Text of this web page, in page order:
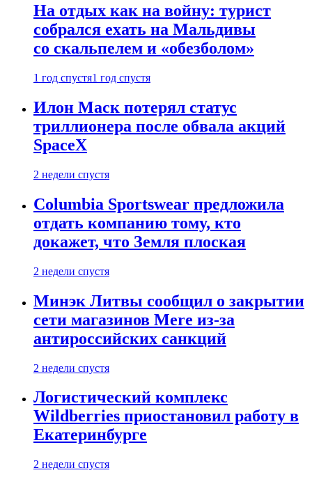
На отдых как на войну: турист
собрался ехать на Мальдивы
со скальпелем и «обезболом»
1 год спустя1 год спустя
Илон Маск потерял статус
триллионера после обвала акций
SpaceX
2 недели спустя
Columbia Sportswear предложила
отдать компанию тому, кто
докажет, что Земля плоская
2 недели спустя
Минэк Литвы сообщил о закрытии
сети магазинов Mere из-за
антироссийских санкций
2 недели спустя
Логистический комплекс
Wildberries приостановил работу в
Екатеринбурге
2 недели спустя